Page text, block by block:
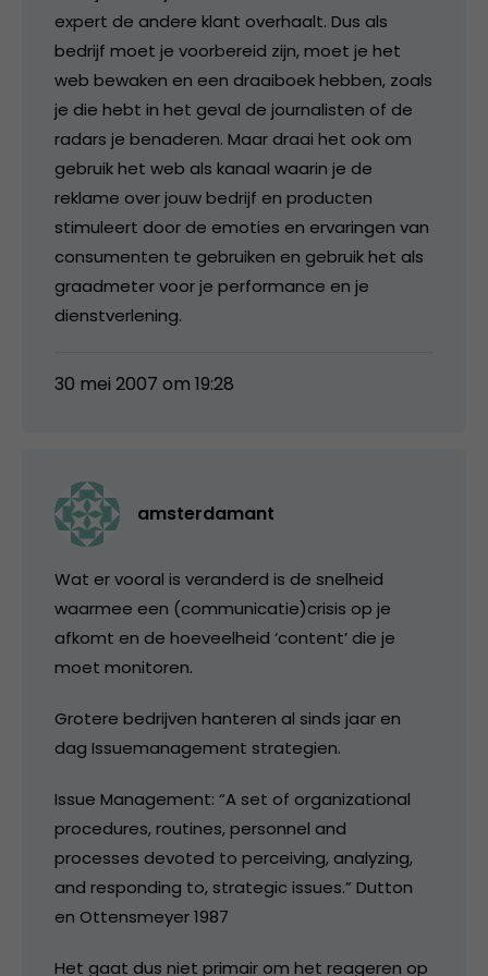
expert de andere klant overhaalt. Dus als
bedrijf moet je voorbereid zijn, moet je het
web bewaken en een draaiboek hebben, zoals
je die hebt in het geval de journalisten of de
radars je benaderen. Maar draai het ook om
gebruik het web als kanaal waarin je de
reklame over jouw bedrijf en producten
stimuleert door de emoties en ervaringen van
consumenten te gebruiken en gebruik het als
graadmeter voor je performance en je
dienstverlening.
30 mei 2007 om 19:28
amsterdamant
Wat er vooral is veranderd is de snelheid
waarmee een (communicatie)crisis op je
afkomt en de hoeveelheid ‘content’ die je
moet monitoren.
Grotere bedrijven hanteren al sinds jaar en
dag Issuemanagement strategien.
Issue Management: “A set of organizational
procedures, routines, personnel and
processes devoted to perceiving, analyzing,
and responding to, strategic issues.” Dutton
en Ottensmeyer 1987
Het gaat dus niet primair om het reageren op